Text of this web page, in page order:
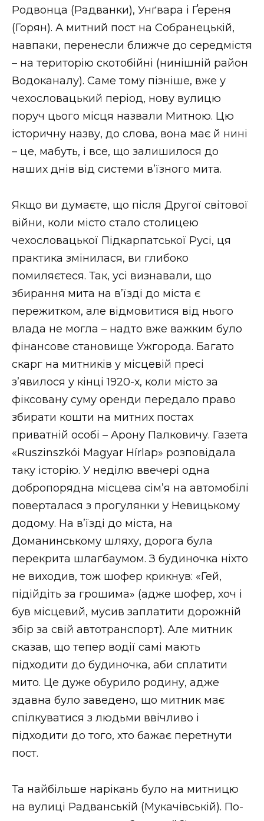
Родвонца (Радванки), Унґвара і Ґереня
(Горян). А митний пост на Собранецькій,
навпаки, перенесли ближче до середмістя
– на територію скотобійні (нинішній район
Водоканалу). Саме тому пізніше, вже у
чехословацький період, нову вулицю
поруч цього місця назвали Митною. Цю
історичну назву, до слова, вона має й нині
– це, мабуть, і все, що залишилося до
наших днів від системи в’їзного мита.
Якщо ви думаєте, що після Другої світової
війни, коли місто стало столицею
чехословацької Підкарпатської Русі, ця
практика змінилася, ви глибоко
помиляєтеся. Так, усі визнавали, що
збирання мита на в’їзді до міста є
пережитком, але відмовитися від нього
влада не могла – надто вже важким було
фінансове становище Ужгорода. Багато
скарг на митників у місцевій пресі
з’явилося у кінці 1920-х, коли місто за
фіксовану суму оренди передало право
збирати кошти на митних постах
приватній особі – Арону Палковичу. Газета
«Ruszinszkói Magyar Hírlap» розповідала
таку історію. У неділю ввечері одна
добропорядна місцева сім’я на автомобілі
поверталася з прогулянки у Невицькому
додому. На в’їзді до міста, на
Доманинському шляху, дорога була
перекрита шлагбаумом. З будиночка ніхто
не виходив, тож шофер крикнув: «Гей,
підійдіть за грошима» (адже шофер, хоч і
був місцевий, мусив заплатити дорожній
збір за свій автотранспорт). Але митник
сказав, що тепер водії самі мають
підходити до будиночка, аби сплатити
мито. Це дуже обурило родину, адже
здавна було заведено, що митник має
спілкуватися з людьми ввічливо і
підходити до того, хто бажає перетнути
пост.
Та найбільше нарікань було на митницю
на вулиці Радванській (Мукачівській). По-